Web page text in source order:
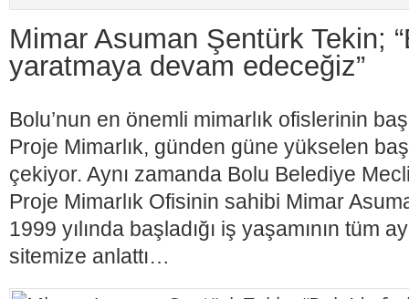
Mimar Asuman Şentürk Tekin;
yaratmaya devam edeceğiz”
Bolu’nun en önemli mimarlık ofislerinin
Proje Mimarlık, günden güne yükselen
çekiyor. Aynı zamanda Bolu Belediye
Proje Mimarlık Ofisinin sahibi Mimar
1999 yılında başladığı iş yaşamının tüm
sitemize anlattı…